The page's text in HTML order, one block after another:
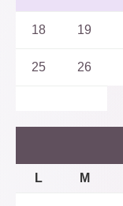
18 19
25 26
L M